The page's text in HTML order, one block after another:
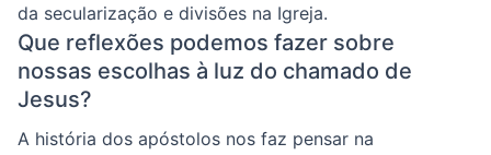
da secularização e divisões na Igreja.
Que reflexões podemos fazer sobre
nossas escolhas à luz do chamado de
Jesus?
A história dos apóstolos nos faz pensar na